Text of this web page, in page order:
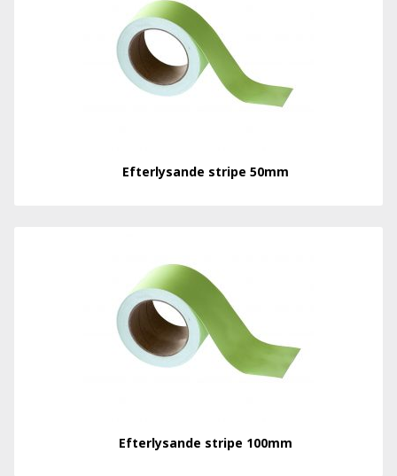
Efterlysande stripe 50mm
Efterlysande stripe 100mm